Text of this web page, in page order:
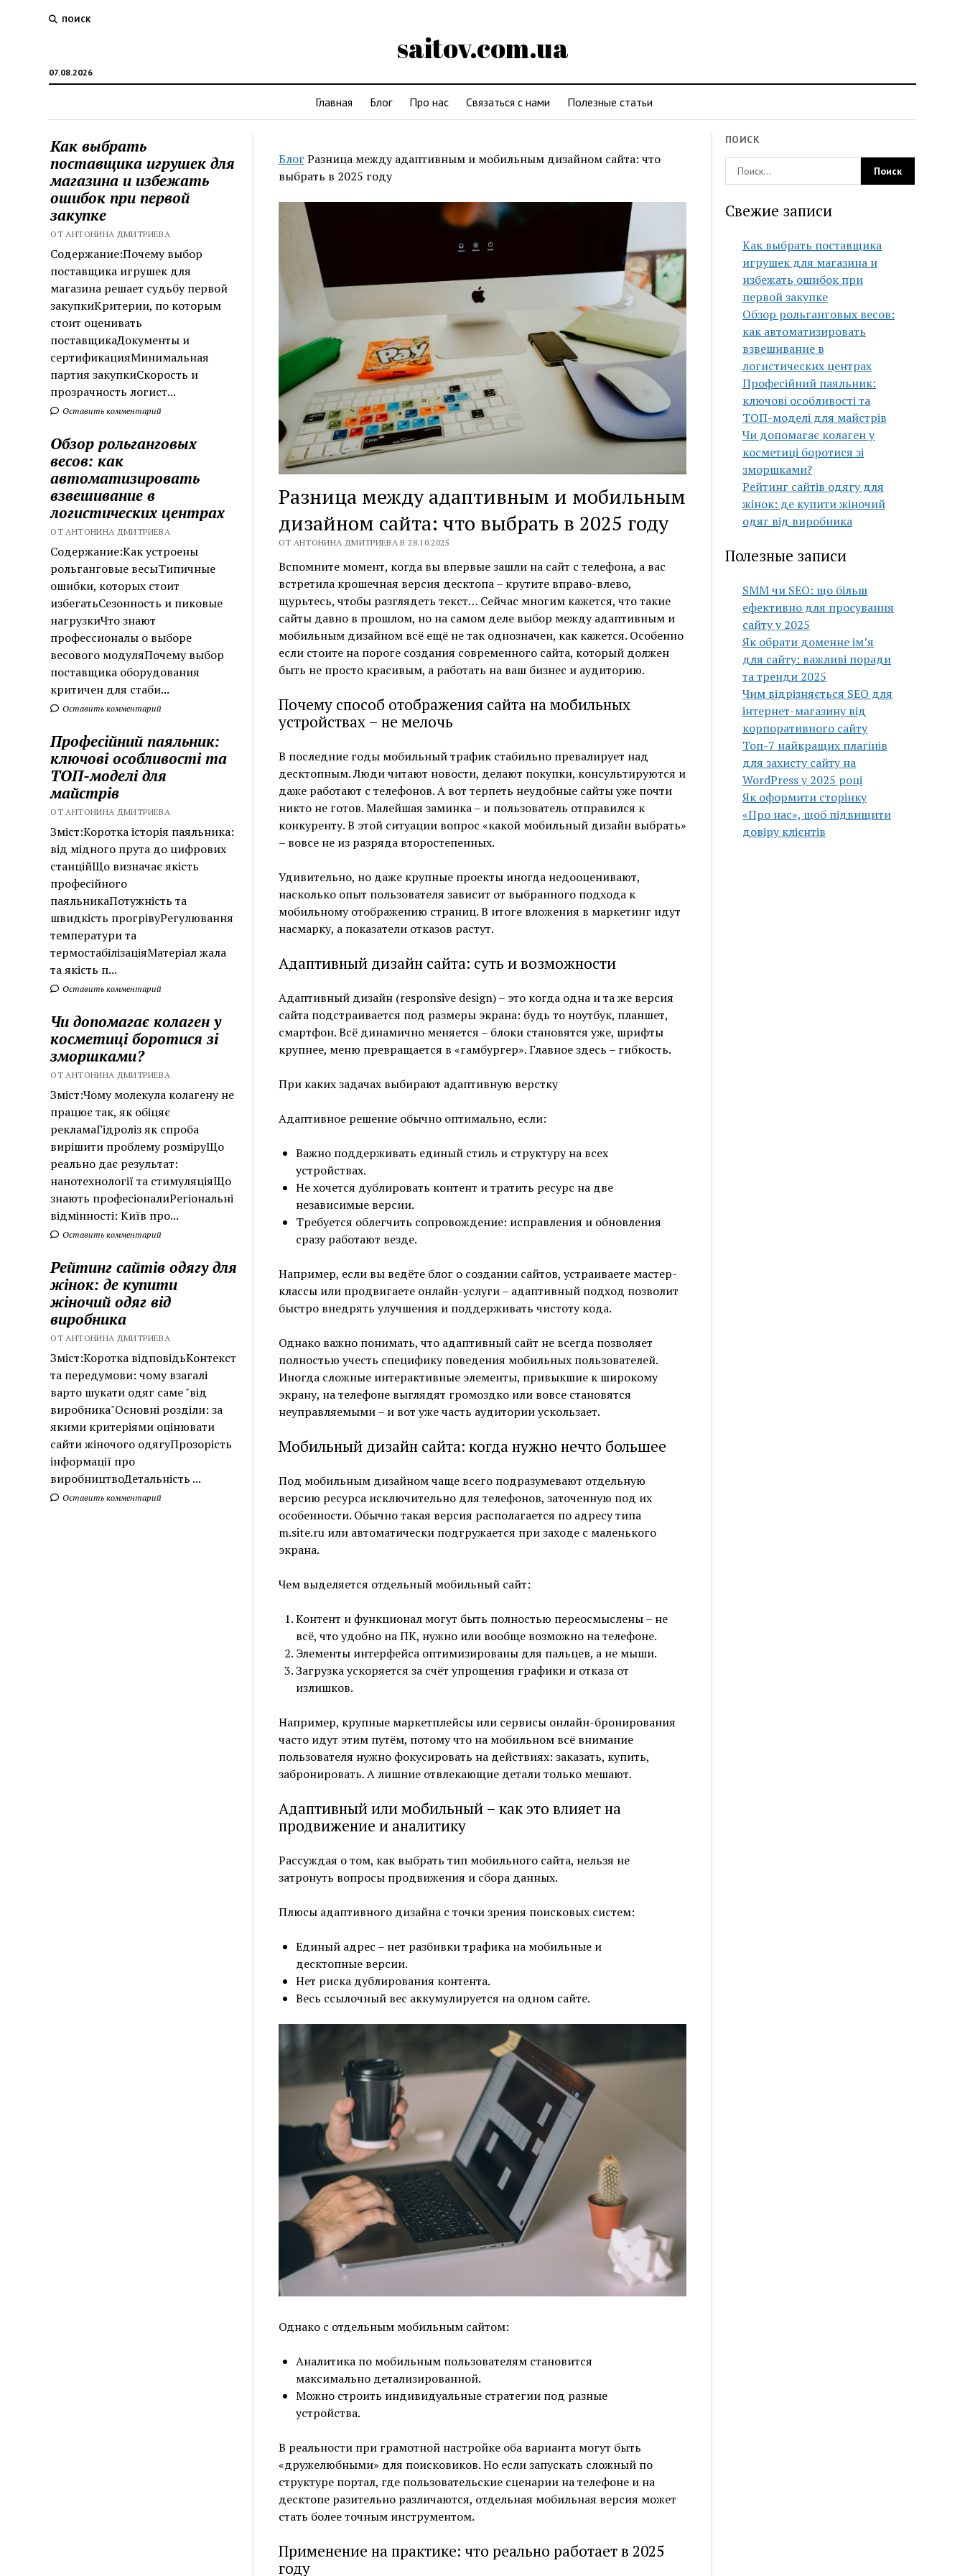
ПОИСК
saitov.com.ua
07.08.2026
Главная Блог Про нас Связаться с нами Полезные статьи
Как выбрать
поставщика игрушек для
магазина и избежать
ошибок при первой
закупке
ОТ АНТОНИНА ДМИТРИЕВА
Содержание:Почему выбор
поставщика игрушек для
магазина решает судьбу первой
закупкиКритерии, по которым
стоит оценивать
поставщикаДокументы и
сертификацияМинимальная
партия закупкиСкорость и
прозрачность логист...
Оставить комментарий
Обзор рольганговых
весов: как
автоматизировать
взвешивание в
логистических центрах
ОТ АНТОНИНА ДМИТРИЕВА
Содержание:Как устроены
рольганговые весыТипичные
ошибки, которых стоит
избегатьСезонность и пиковые
нагрузкиЧто знают
профессионалы о выборе
весового модуляПочему выбор
поставщика оборудования
критичен для стаби...
Оставить комментарий
Професійний паяльник:
ключові особливості та
ТОП-моделі для
майстрів
ОТ АНТОНИНА ДМИТРИЕВА
Зміст:Коротка історія паяльника:
від мідного прута до цифрових
станційЩо визначає якість
професійного
паяльникаПотужність та
швидкість прогрівуРегулювання
температури та
термостабілізаціяМатеріал жала
та якість п...
Оставить комментарий
Чи допомагає колаген у
косметиці боротися зі
зморшками?
ОТ АНТОНИНА ДМИТРИЕВА
Зміст:Чому молекула колагену не
працює так, як обіцяє
рекламаГідроліз як спроба
вирішити проблему розміруЩо
реально дає результат:
нанотехнології та стимуляціяЩо
знають професіоналиРегіональні
відмінності: Київ про...
Оставить комментарий
Рейтинг сайтів одягу для
жінок: де купити
жіночий одяг від
виробника
ОТ АНТОНИНА ДМИТРИЕВА
Зміст:Коротка відповідьКонтекст
та передумови: чому взагалі
варто шукати одяг саме "від
виробника"Основні розділи: за
якими критеріями оцінювати
сайти жіночого одягуПрозорість
інформації про
виробництвоДетальність ...
Оставить комментарий
Блог Разница между адаптивным и мобильным дизайном сайта: что
выбрать в 2025 году
Разница между адаптивным и мобильным
дизайном сайта: что выбрать в 2025 году
ОТ АНТОНИНА ДМИТРИЕВА В 28.10.2025
Вспомните момент, когда вы впервые зашли на сайт с телефона, а вас
встретила крошечная версия десктопа – крутите вправо-влево,
щурьтесь, чтобы разглядеть текст… Сейчас многим кажется, что такие
сайты давно в прошлом, но на самом деле выбор между адаптивным и
мобильным дизайном всё ещё не так однозначен, как кажется. Особенно
если стоите на пороге создания современного сайта, который должен
быть не просто красивым, а работать на ваш бизнес и аудиторию.
Почему способ отображения сайта на мобильных
устройствах – не мелочь
В последние годы мобильный трафик стабильно превалирует над
десктопным. Люди читают новости, делают покупки, консультируются и
даже работают с телефонов. А вот терпеть неудобные сайты уже почти
никто не готов. Малейшая заминка – и пользователь отправился к
конкуренту. В этой ситуации вопрос «какой мобильный дизайн выбрать»
– вовсе не из разряда второстепенных.
Удивительно, но даже крупные проекты иногда недооценивают,
насколько опыт пользователя зависит от выбранного подхода к
мобильному отображению страниц. В итоге вложения в маркетинг идут
насмарку, а показатели отказов растут.
Адаптивный дизайн сайта: суть и возможности
Адаптивный дизайн (responsive design) – это когда одна и та же версия
сайта подстраивается под размеры экрана: будь то ноутбук, планшет,
смартфон. Всё динамично меняется – блоки становятся уже, шрифты
крупнее, меню превращается в «гамбургер». Главное здесь – гибкость.
При каких задачах выбирают адаптивную верстку
Адаптивное решение обычно оптимально, если:
Важно поддерживать единый стиль и структуру на всех
устройствах.
Не хочется дублировать контент и тратить ресурс на две
независимые версии.
Требуется облегчить сопровождение: исправления и обновления
сразу работают везде.
Например, если вы ведёте блог о создании сайтов, устраиваете мастер-
классы или продвигаете онлайн-услуги – адаптивный подход позволит
быстро внедрять улучшения и поддерживать чистоту кода.
Однако важно понимать, что адаптивный сайт не всегда позволяет
полностью учесть специфику поведения мобильных пользователей.
Иногда сложные интерактивные элементы, привыкшие к широкому
экрану, на телефоне выглядят громоздко или вовсе становятся
неуправляемыми – и вот уже часть аудитории ускользает.
Мобильный дизайн сайта: когда нужно нечто большее
Под мобильным дизайном чаще всего подразумевают отдельную
версию ресурса исключительно для телефонов, заточенную под их
особенности. Обычно такая версия располагается по адресу типа
m.site.ru или автоматически подгружается при заходе с маленького
экрана.
Чем выделяется отдельный мобильный сайт:
Контент и функционал могут быть полностью переосмыслены – не
всё, что удобно на ПК, нужно или вообще возможно на телефоне.
Элементы интерфейса оптимизированы для пальцев, а не мыши.
Загрузка ускоряется за счёт упрощения графики и отказа от
излишков.
Например, крупные маркетплейсы или сервисы онлайн-бронирования
часто идут этим путём, потому что на мобильном всё внимание
пользователя нужно фокусировать на действиях: заказать, купить,
забронировать. А лишние отвлекающие детали только мешают.
Адаптивный или мобильный – как это влияет на
продвижение и аналитику
Рассуждая о том, как выбрать тип мобильного сайта, нельзя не
затронуть вопросы продвижения и сбора данных.
Плюсы адаптивного дизайна с точки зрения поисковых систем:
Единый адрес – нет разбивки трафика на мобильные и
десктопные версии.
Нет риска дублирования контента.
Весь ссылочный вес аккумулируется на одном сайте.
Однако с отдельным мобильным сайтом:
Аналитика по мобильным пользователям становится
максимально детализированной.
Можно строить индивидуальные стратегии под разные
устройства.
В реальности при грамотной настройке оба варианта могут быть
«дружелюбными» для поисковиков. Но если запускать сложный по
структуре портал, где пользовательские сценарии на телефоне и на
десктопе разительно различаются, отдельная мобильная версия может
стать более точным инструментом.
Применение на практике: что реально работает в 2025
году
ПОИСК
Свежие записи
Как выбрать поставщика
игрушек для магазина и
избежать ошибок при
первой закупке
Обзор рольганговых весов:
как автоматизировать
взвешивание в
логистических центрах
Професійний паяльник:
ключові особливості та
ТОП-моделі для майстрів
Чи допомагає колаген у
косметиці боротися зі
зморшками?
Рейтинг сайтів одягу для
жінок: де купити жіночий
одяг від виробника
Полезные записи
SMM чи SEO: що більш
ефективно для просування
сайту у 2025
Як обрати доменне ім’я
для сайту: важливі поради
та тренди 2025
Чим відрізняється SEO для
інтернет-магазину від
корпоративного сайту
Топ-7 найкращих плагінів
для захисту сайту на
WordPress у 2025 році
Як оформити сторінку
«Про нас», щоб підвищити
довіру клієнтів